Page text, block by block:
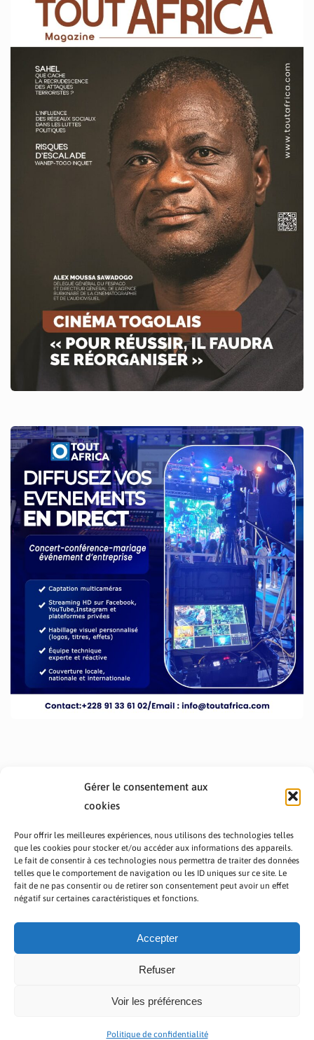
Gérer le consentement aux
cookies
Pour offrir les meilleures expériences, nous utilisons des technologies telles
que les cookies pour stocker et/ou accéder aux informations des appareils.
Le fait de consentir à ces technologies nous permettra de traiter des données
telles que le comportement de navigation ou les ID uniques sur ce site. Le
fait de ne pas consentir ou de retirer son consentement peut avoir un effet
négatif sur certaines caractéristiques et fonctions.
Accepter
Refuser
Voir les préférences
Politique de confidentialité
PRÉSENTATION TOUTAFRICA
A PROPOS
Copyright © 2023 TOUT AFRICA | Made by